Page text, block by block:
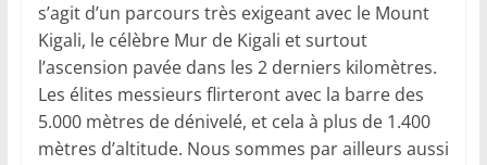
s’agit d’un parcours très exigeant avec le Mount
Kigali, le célèbre Mur de Kigali et surtout
l’ascension pavée dans les 2 derniers kilomètres.
Les élites messieurs flirteront avec la barre des
5.000 mètres de dénivelé, et cela à plus de 1.400
mètres d’altitude. Nous sommes par ailleurs aussi